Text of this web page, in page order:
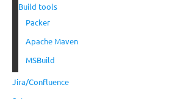
Build tools
Packer
Apache Maven
MSBuild
Jira/Confluence